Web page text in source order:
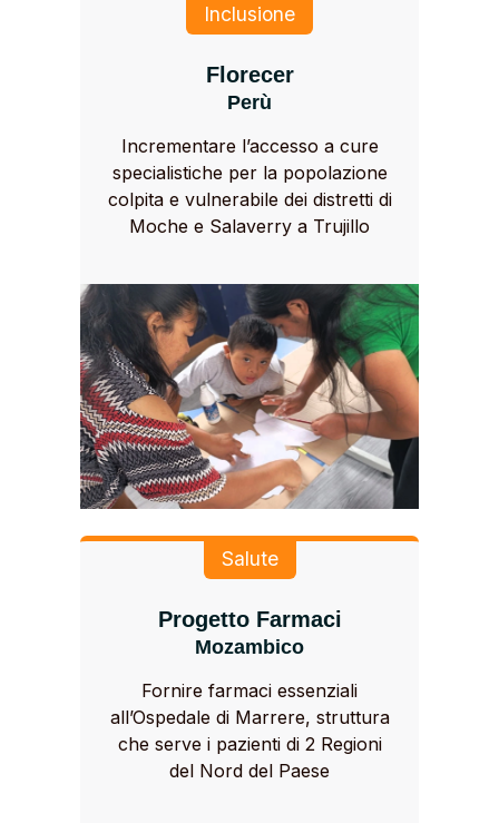
Inclusione
Florecer
Perù
Incrementare l’accesso a cure
specialistiche per la popolazione
colpita e vulnerabile dei distretti di
Moche e Salaverry a Trujillo
Salute
Progetto Farmaci
Mozambico
Fornire farmaci essenziali
all’Ospedale di Marrere, struttura
che serve i pazienti di 2 Regioni
del Nord del Paese